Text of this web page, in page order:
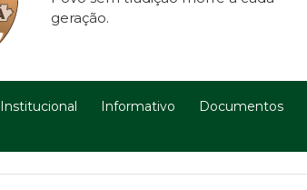
geração.
Institucional Informativo Documentos